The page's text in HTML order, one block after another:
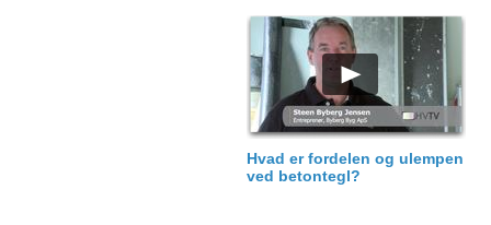
Hvad er fordelen og ulempen
ved betontegl?